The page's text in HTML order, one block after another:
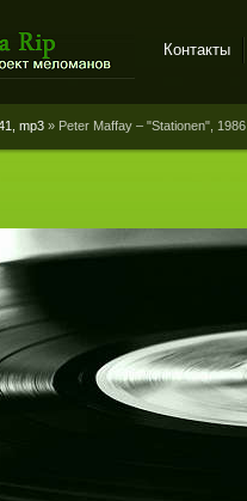
Контакты
mp3 » Peter Maffay ‎– "Stationen", 1986